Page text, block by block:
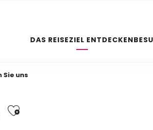
DAS REISEZIEL ENTDECKEN
uns
Ajouter aux favoris